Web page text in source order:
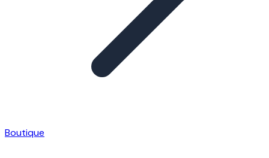
Boutique